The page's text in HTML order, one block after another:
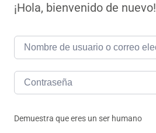
¡Hola, bienvenido de nuevo!
Demuestra que eres un ser humano